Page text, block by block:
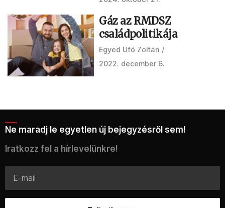
Gáz az RMDSZ
családpolitikája
Egyed Ufó Zoltán
2022. december 6.
Ne maradj le egyetlen új bejegyzésről sem!
Iratkozz fel a hírlevelünkre!